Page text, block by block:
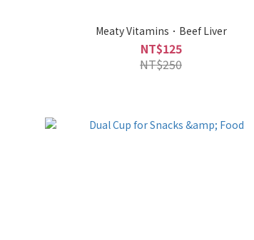
Meaty Vitamins．Beef Liver
NT$125
NT$250